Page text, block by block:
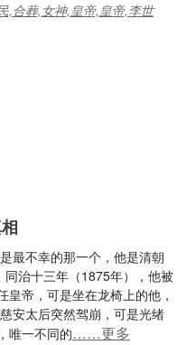
,合葬,女神,皇帝,皇帝,李世
最不幸的那一个，他是清朝
同治十三年（1875年），他被
帝，可是坐在龙椅上的他，
安太后突然驾崩，可是光绪
唯一不同的……更多